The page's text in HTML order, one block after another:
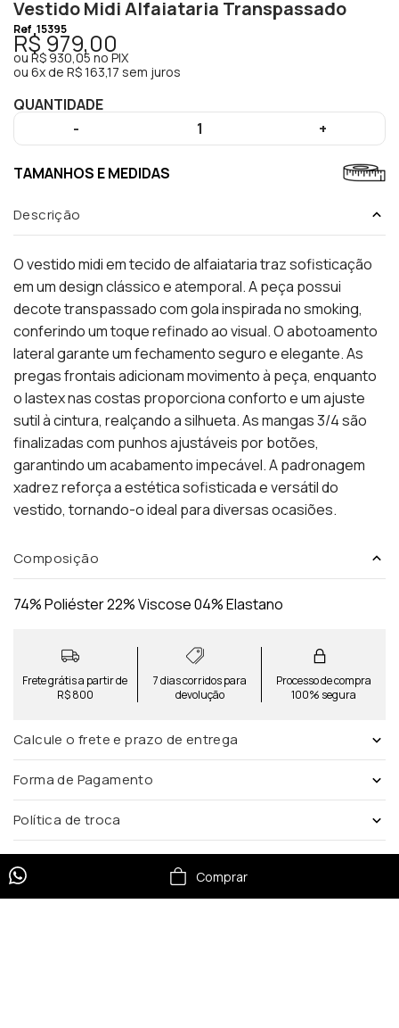
Vestido Midi Alfaiataria Transpassado
Ref 15395
R$ 979,00
ou R$ 930,05 no PIX
ou 6x de R$ 163,17 sem juros
QUANTIDADE
-
1 +
TAMANHOS E MEDIDAS
Descrição
O vestido midi em tecido de alfaiataria traz sofisticação
em um design clássico e atemporal. A peça possui
decote transpassado com gola inspirada no smoking,
conferindo um toque refinado ao visual. O abotoamento
lateral garante um fechamento seguro e elegante. As
pregas frontais adicionam movimento à peça, enquanto
o lastex nas costas proporciona conforto e um ajuste
sutil à cintura, realçando a silhueta. As mangas 3/4 são
finalizadas com punhos ajustáveis por botões,
garantindo um acabamento impecável. A padronagem
xadrez reforça a estética sofisticada e versátil do
vestido, tornando-o ideal para diversas ocasiões.
Composição
74% Poliéster 22% Viscose 04% Elastano
Frete grátis a partir de
R$ 800
7 dias corridos para
devolução
Processo de compra
100% segura
Calcule o frete e prazo de entrega
Forma de Pagamento
Política de troca
Comprar